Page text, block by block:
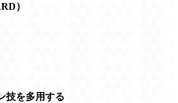
）
技を多用する